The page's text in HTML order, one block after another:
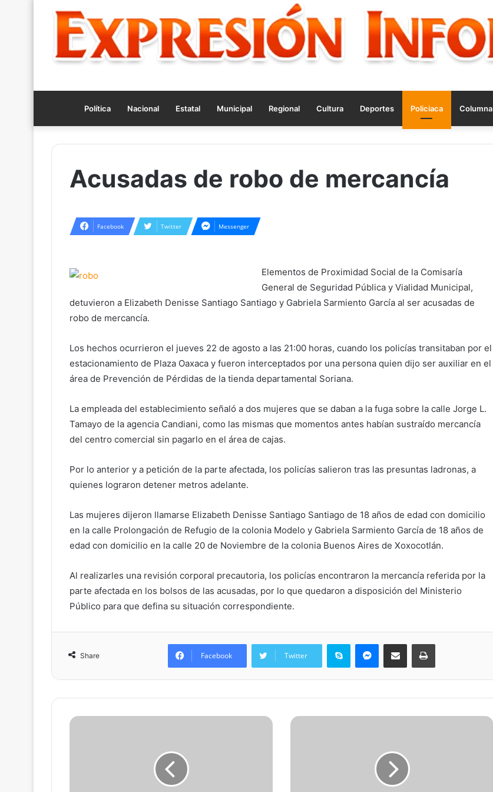
Política Nacional Estatal Municipal Regional Cultura Deportes Policiaca Columna
Acusadas de robo de mercancía
Facebook Twitter Messenger
Elementos de Proximidad Social de la Comisaría
General de Seguridad Pública y Vialidad Municipal,
detuvieron a Elizabeth Denisse Santiago Santiago y Gabriela Sarmiento García al ser acusadas de
robo de mercancía.
Los hechos ocurrieron el jueves 22 de agosto a las 21:00 horas, cuando los policías transitaban por el
estacionamiento de Plaza Oaxaca y fueron interceptados por una persona quien dijo ser auxiliar en el
área de Prevención de Pérdidas de la tienda departamental Soriana.
La empleada del establecimiento señaló a dos mujeres que se daban a la fuga sobre la calle Jorge L.
Tamayo de la agencia Candiani, como las mismas que momentos antes habían sustraído mercancía
del centro comercial sin pagarlo en el área de cajas.
Por lo anterior y a petición de la parte afectada, los policías salieron tras las presuntas ladronas, a
quienes lograron detener metros adelante.
Las mujeres dijeron llamarse Elizabeth Denisse Santiago Santiago de 18 años de edad con domicilio
en la calle Prolongación de Refugio de la colonia Modelo y Gabriela Sarmiento García de 18 años de
edad con domicilio en la calle 20 de Noviembre de la colonia Buenos Aires de Xoxocotlán.
Al realizarles una revisión corporal precautoria, los policías encontraron la mercancía referida por la
parte afectada en los bolsos de las acusadas, por lo que quedaron a disposición del Ministerio
Público para que defina su situación correspondiente.
Share Facebook Twitter
Skype Messenger
Share via Email Print